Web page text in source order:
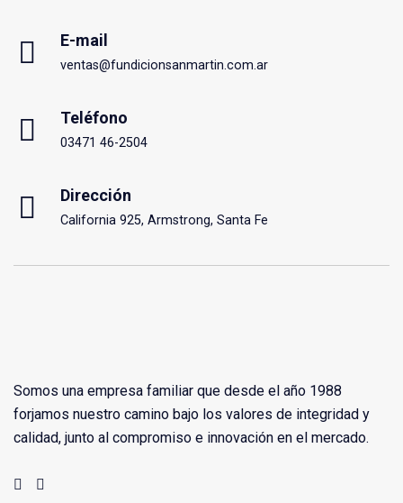
E-mail
ventas@fundicionsanmartin.com.ar
Teléfono
03471 46-2504
Dirección
California 925, Armstrong, Santa Fe
Somos una empresa familiar que desde el año 1988
forjamos nuestro camino bajo los valores de integridad y
calidad, junto al compromiso e innovación en el mercado.